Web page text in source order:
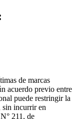
de marcas
acuerdo previo entre
puede restringir la
sin incurrir en
211, de